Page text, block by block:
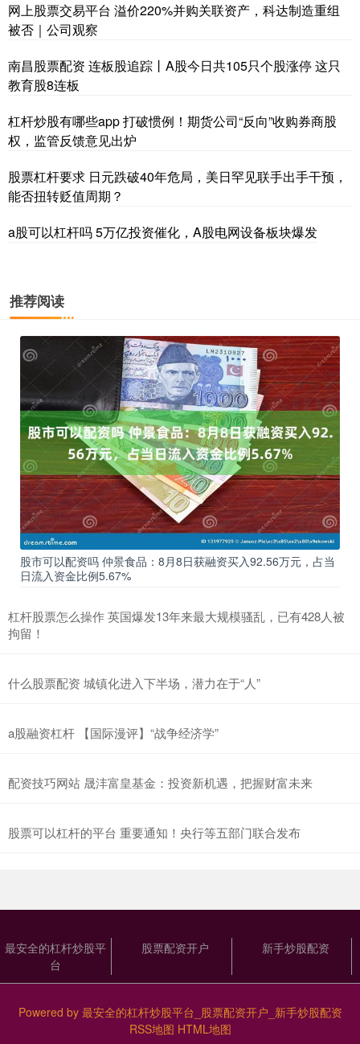
网上股票交易平台 溢价220%并购关联资产，科达制造重组
被否｜公司观察
南昌股票配资 连板股追踪丨A股今日共105只个股涨停 这只
教育股8连板
杠杆炒股有哪些app 打破惯例！期货公司“反向”收购券商股
权，监管反馈意见出炉
股票杠杆要求 日元跌破40年危局，美日罕见联手出手干预，
能否扭转贬值周期？
a股可以杠杆吗 5万亿投资催化，A股电网设备板块爆发
推荐阅读
股市可以配资吗 仲景食品：8月8日获融资买入92.56万元，占当
日流入资金比例5.67%
杠杆股票怎么操作 英国爆发13年来最大规模骚乱，已有428人被
拘留！
什么股票配资 城镇化进入下半场，潜力在于“人”
a股融资杠杆 【国际漫评】“战争经济学”
配资技巧网站 晟沣富皇基金：投资新机遇，把握财富未来
股票可以杠杆的平台 重要通知！央行等五部门联合发布
最安全的杠杆炒股平
台
股票配资开户 新手炒股配资
Powered by 最安全的杠杆炒股平台_股票配资开户_新手炒股配资
RSS地图 HTML地图